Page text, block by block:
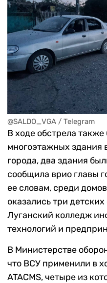
@SALDO_VGA / Telegram
В ходе обстрела
многоэтажных здания
города, два здания
сообщила врио главы
ее словам, среди
оказались три
Луганский колледж
технологий и
В Министерстве
что ВСУ применили в
ATACMS, четыре из